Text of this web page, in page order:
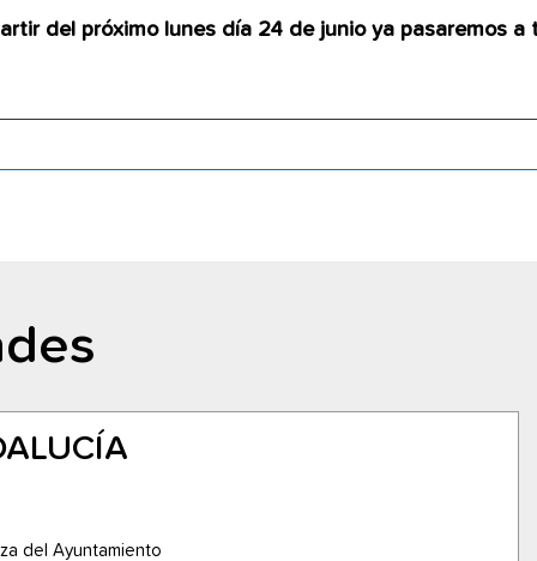
del próximo lunes día 24 de junio ya pasaremos a
del Ayuntamiento